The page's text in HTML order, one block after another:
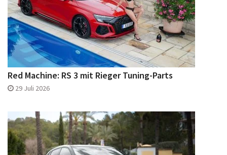
Red Machine: RS 3 mit Rieger Tuning-Parts
29 Juli 2026